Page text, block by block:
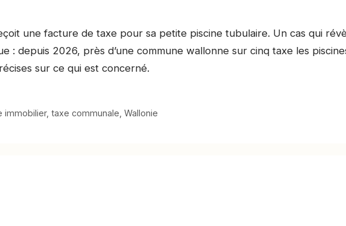
une facture de taxe pour sa petite piscine tubulaire. Un cas qui
: depuis 2026, près d’une commune wallonne sur cinq taxe les
sur ce qui est concerné.
immobilier, taxe communale Wallonie